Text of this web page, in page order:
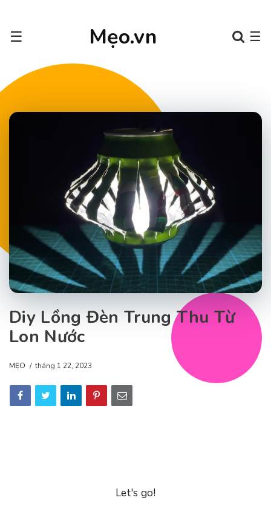
Mẹo.vn
☰ ☰
Diy Lồng Đèn Trung Thu Từ
Lon Nước
MẸO tháng 1 22, 2023
Let's go!